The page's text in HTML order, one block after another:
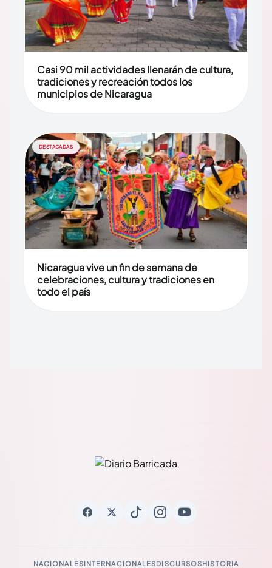
Casi 90 mil actividades llenarán de cultura,
tradiciones y recreación todos los
municipios de Nicaragua
DESTACADAS
Nicaragua vive un fin de semana de
celebraciones, cultura y tradiciones en
todo el país
NACIONALESINTERNACIONALESDISCURSOSHISTORIA